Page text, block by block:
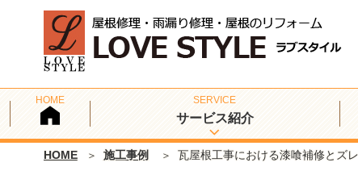
サービス紹介
HOME 施工事例 瓦屋根工事における漆喰補修とズ